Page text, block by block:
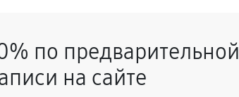
по предварительной
на сайте